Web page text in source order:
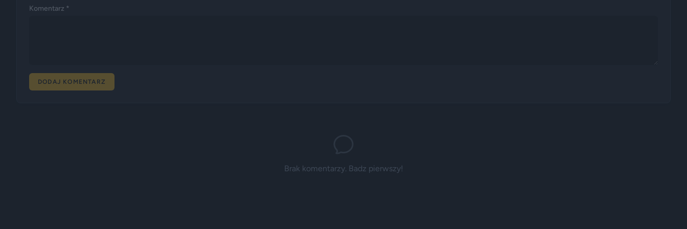
Komentarz *
DODAJ KOMENTARZ
Brak komentarzy. Badz pierwszy!